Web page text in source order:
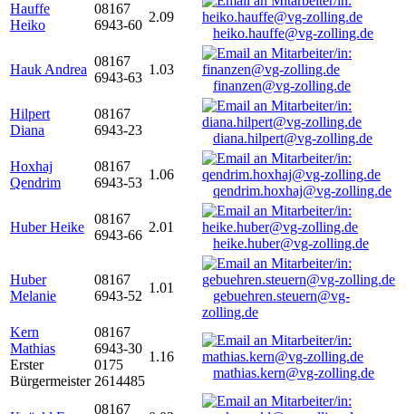
Hauffe
Heiko
08167
6943-60
2.09
heiko.hauffe@vg-zolling.de
Hauk Andrea
08167
6943-63
1.03
finanzen@vg-zolling.de
Hilpert
Diana
08167
6943-23
diana.hilpert@vg-zolling.de
Hoxhaj
Qendrim
08167
6943-53
1.06
qendrim.hoxhaj@vg-zolling.de
Huber Heike
08167
6943-66
2.01
heike.huber@vg-zolling.de
Huber
Melanie
08167
6943-52
1.01
gebuehren.steuern@vg-
zolling.de
Kern
Mathias
Erster
Bürgermeister
08167
6943-30
0175
2614485
1.16
mathias.kern@vg-zolling.de
08167